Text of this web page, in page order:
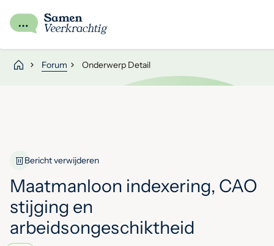
Forum Onderwerp Detail
Bericht verwijderen
Maatmanloon indexering, CAO
stijging en
arbeidsongeschiktheid